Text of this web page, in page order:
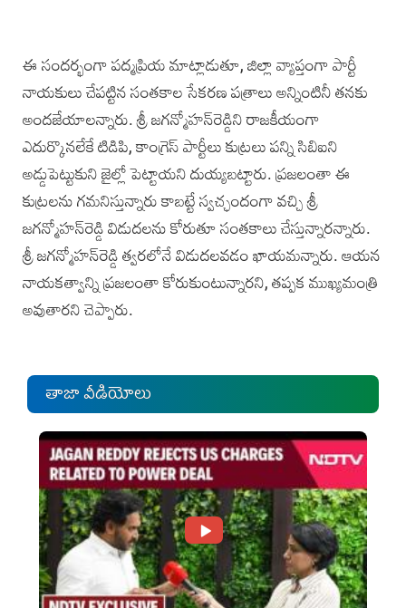
ఈ సందర్భంగా పద్మప్రియ మాట్లాడుతూ, జిల్లా వ్యాప్తంగా పార్టీ
నాయకులు చేపట్టిన సంతకాల సేకరణ పత్రాలు అన్నింటినీ తనకు
అందజేయాలన్నారు. శ్రీ జగన్మోహన్‌రెడ్డిని రాజకీయంగా
ఎదుర్కొనలేకే టిడిపి, కాంగ్రెస్‌ పార్టీలు కుట్రలు పన్ని సిబిఐని
అడ్డుపెట్టుకుని జైల్లో పెట్టాయని దుయ్యబట్టారు. ప్రజలంతా ఈ
కుట్రలను గమనిస్తున్నారు కాబట్టే స్వచ్ఛందంగా వచ్చి శ్రీ
జగన్మోహన్‌రెడ్డి విడుదలను కోరుతూ సంతకాలు చేస్తున్నారన్నారు.
శ్రీ జగన్మోహన్‌రెడ్డి త్వరలోనే విడుదలవడం ఖాయమన్నారు. ఆయన
నాయకత్వాన్ని ప్రజలంతా కోరుకుంటున్నారని, తప్పక ముఖ్యమంత్రి
అవుతారని చెప్పారు.
తాజా వీడియోలు